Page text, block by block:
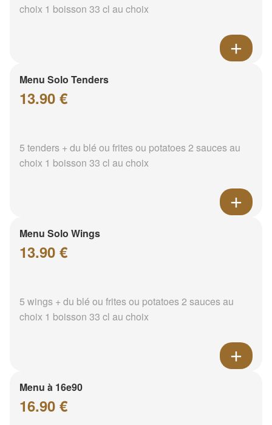
choix 1 boisson 33 cl au choix
Menu Solo Tenders
13.90 €
5 tenders + du blé ou frites ou potatoes 2 sauces au
choix 1 boisson 33 cl au choix
Menu Solo Wings
13.90 €
5 wings + du blé ou frites ou potatoes 2 sauces au
choix 1 boisson 33 cl au choix
Menu à 16e90
16.90 €